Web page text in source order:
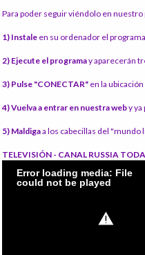
Para poder seguir viéndolo en
1) Instale en su ordenador el
2) Ejecute el programay aparecerán
3) Pulse "CONECTAR" en la ubicación
4) Vuelva a entrar en nuestra weby ya
5) Maldigaa los cabecillas del "mundo
TELEVISIÓN - CANAL RUSSIA